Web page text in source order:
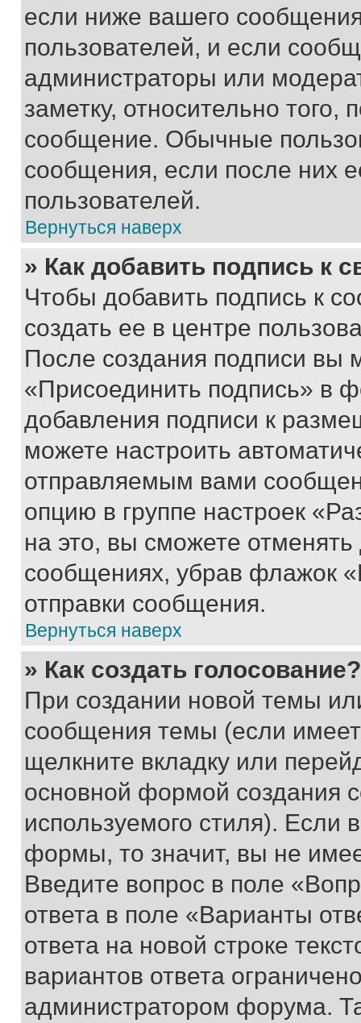
если ниже вашего
пользователей, и если
администраторы или
заметку, относительно
сообщение. Обычные
сообщения, если после них
пользователей.
Вернуться наверх
» Как добавить подпись к
Чтобы добавить подпись к
создать ее в центре
После создания подписи вы
«Присоединить подпись» в
добавления подписи к
можете настроить
отправляемым вами
опцию в группе настроек
на это, вы сможете
сообщениях, убрав флажок
отправки сообщения.
Вернуться наверх
» Как создать голосование?
При создании новой темы
сообщения темы (если
щелкните вкладку или
основной формой создания
используемого стиля). Если
формы, то значит, вы не
Введите вопрос в поле
ответа в поле «Варианты
ответа на новой строке
вариантов ответа
администратором форума.